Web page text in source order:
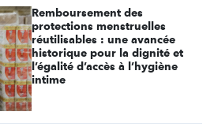
Remboursement des
protections menstruelles
réutilisables : une avancée
historique pour la dignité et
l’égalité d’accès à l’hygiène
intime